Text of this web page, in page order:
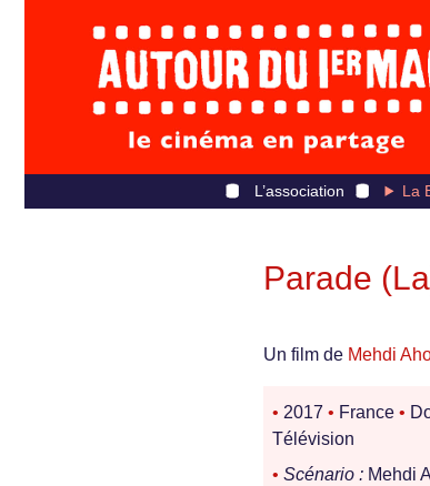
L’association La
Parade
Un film de Mehdi
• 2017 • France •
Télévision
• Scénario : Mehdi